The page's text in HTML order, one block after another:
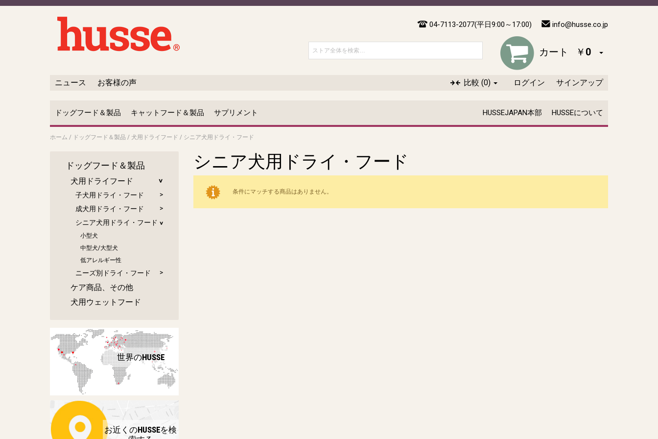
04-7113-2077(平日9:00～17:00) info@husse.co.jp
カート ￥0
比較 (0) ログイン サインアップ
ニュース お客様の声
ドッグフード＆製品 キャットフード＆製品 サプリメント HUSSEJAPAN本部 HUSSEについて
ホーム / ドッグフード＆製品 / 犬用ドライフード / シニア犬用ドライ・フード
シニア犬用ドライ・フード
条件にマッチする商品はありません。
ドッグフード＆製品
犬用ドライフード
子犬用ドライ・フード
成犬用ドライ・フード
シニア犬用ドライ・フード
小型犬
中型犬/大型犬
低アレルギー性
ニーズ別ドライ・フード
ケア商品、その他
犬用ウェットフード
世界のHUSSE
お近くのHUSSEを検